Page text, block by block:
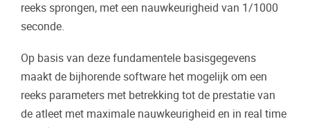
reeks sprongen, met een nauwkeurigheid van 1/1000
seconde.
Op basis van deze fundamentele basisgegevens
maakt de bijhorende software het mogelijk om een
reeks parameters met betrekking tot de prestatie van
de atleet met maximale nauwkeurigheid en in real time